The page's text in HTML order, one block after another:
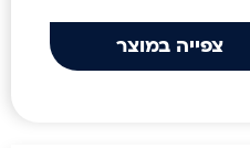
צפייה במוצר